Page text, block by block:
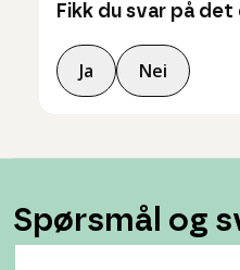
Fikk du svar på det
Ja Nei
Spørsmål og